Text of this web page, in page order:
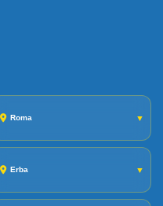
Roma ▼
Erba ▼